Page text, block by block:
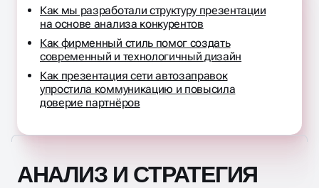
Как мы разработали структуру презентации
на основе анализа конкурентов
Как фирменный стиль помог создать
современный и технологичный дизайн
Как презентация сети автозаправок
упростила коммуникацию и повысила
доверие партнёров
АНАЛИЗ И СТРАТЕГИЯ